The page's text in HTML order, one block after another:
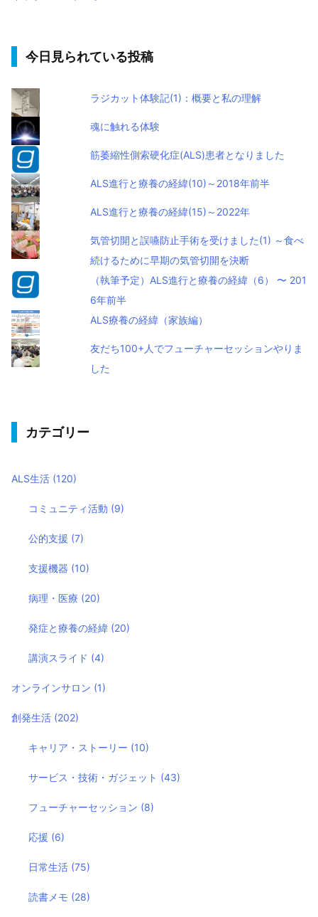
今日見られている投稿
ラジカット体験記(1)：概要と私の理解
魂に触れる体験
筋萎縮性側索硬化症(ALS)患者となりました
ALS進行と療養の経緯(10)～2018年前半
ALS進行と療養の経緯(15)～2022年
気管切開と誤嚥防止手術を受けました(1) ～食べ
続けるために早期の気管切開を決断
（執筆予定）ALS進行と療養の経緯（6） 〜 201
6年前半
ALS療養の経緯（家族編）
友だち100+人でフューチャーセッションやりま
した
カテゴリー
ALS生活 (120)
コミュニティ活動 (9)
公的支援 (7)
支援機器 (10)
病理・医療 (20)
発症と療養の経緯 (20)
講演スライド (4)
オンラインサロン (1)
創発生活 (202)
キャリア・ストーリー (10)
サービス・技術・ガジェット (43)
フューチャーセッション (8)
応援 (6)
日常生活 (75)
読書メモ (28)